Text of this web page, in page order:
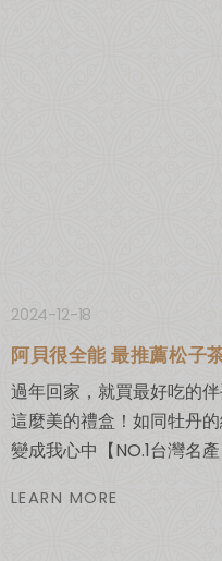
2024-12-18
阿貝很全能 最推薦松子
過年回家，就買最好吃的
這麼美的禮盒！如同牡丹
變成我心中【NO.1台灣名產
LEARN MORE